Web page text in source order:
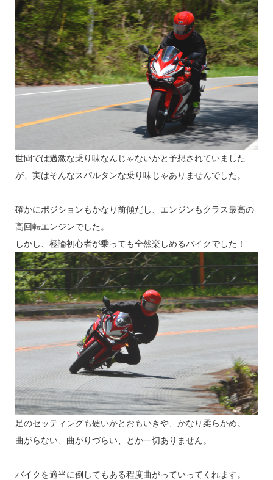
世間では過激な乗り味なんじゃないかと予想されていました
が、実はそんなスパルタンな乗り味じゃありませんでした。
確かにポジションもかなり前傾だし、エンジンもクラス最高の
高回転エンジンでした。
しかし、極論初心者が乗っても全然楽しめるバイクでした！
足のセッティングも硬いかとおもいきや、かなり柔らかめ。
曲がらない、曲がりづらい、とか一切ありません。
バイクを適当に倒してもある程度曲がっていってくれます。